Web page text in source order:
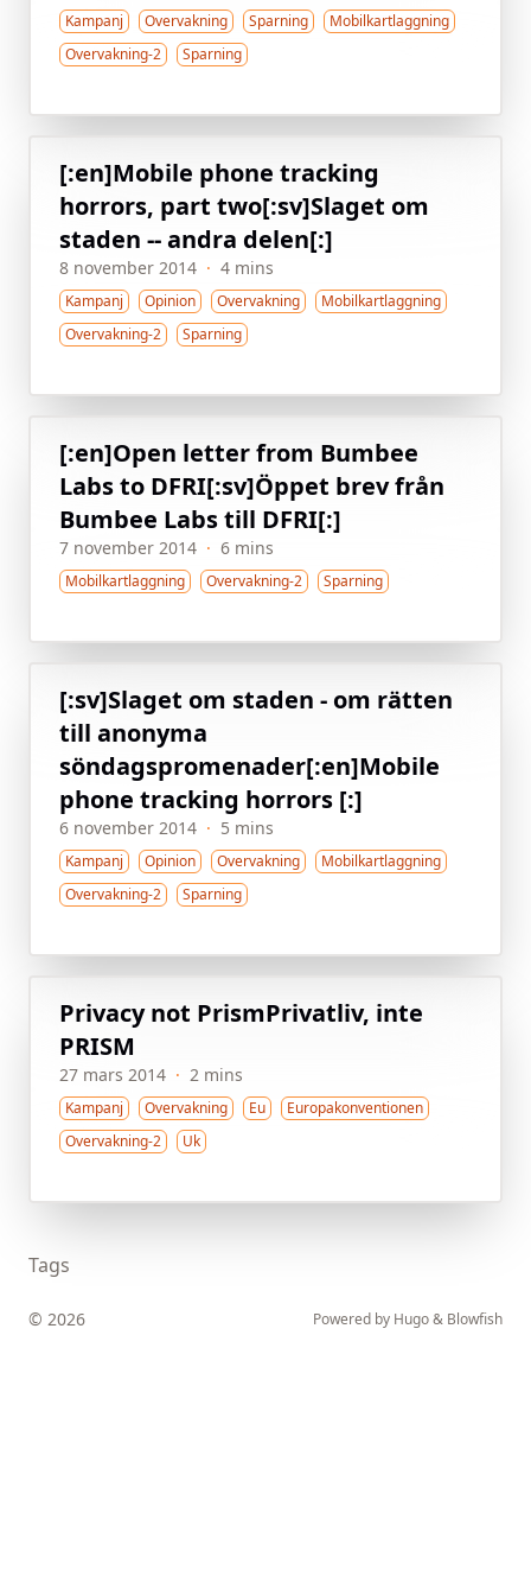
Kampanj Overvakning Sparning
Mobilkartlaggning
Overvakning-2
Sparning
[:en]Mobile phone tracking
horrors, part two[:sv]Slaget om
staden -- andra delen[:]
8 november 2014 · 4 mins
Kampanj Opinion Overvakning
Mobilkartlaggning
Overvakning-2
Sparning
[:en]Open letter from Bumbee
Labs to DFRI[:sv]Öppet brev från
Bumbee Labs till DFRI[:]
7 november 2014 · 6 mins
Mobilkartlaggning Overvakning-2 Sparning
[:sv]Slaget om staden - om rätten
till anonyma
söndagspromenader[:en]Mobile
phone tracking horrors [:]
6 november 2014 · 5 mins
Kampanj Opinion Overvakning
Mobilkartlaggning
Overvakning-2
Sparning
Privacy not PrismPrivatliv, inte
PRISM
27 mars 2014 · 2 mins
Kampanj Overvakning Eu
Europakonventionen
Overvakning-2
Uk
Tags
© 2026 Powered by Hugo& Blowfish